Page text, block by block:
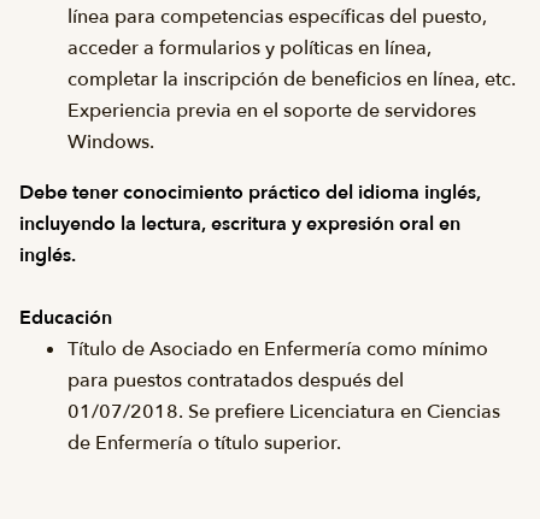
línea para competencias específicas del puesto,
acceder a formularios y políticas en línea,
completar la inscripción de beneficios en línea, etc.
Experiencia previa en el soporte de servidores
Windows.
Debe tener conocimiento práctico del idioma inglés,
incluyendo la lectura, escritura y expresión oral en
inglés.
Educación
Título de Asociado en Enfermería como mínimo
para puestos contratados después del
01/07/2018. Se prefiere Licenciatura en Ciencias
de Enfermería o título superior.